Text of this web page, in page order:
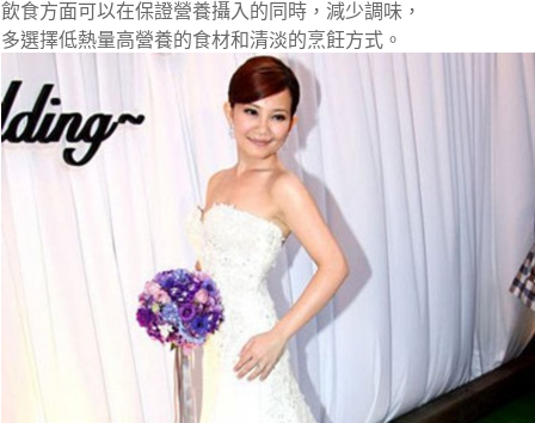
飲食方面可以在保證營養攝入的同時， 減少調味 ，
多選擇低熱量高營養的食材和清淡的烹飪方式 。